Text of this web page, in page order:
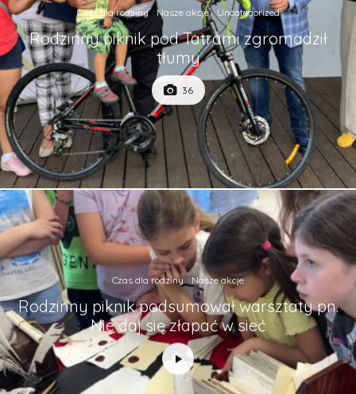
Czas dla rodziny Nasze akcje Uncategorized
Rodzinny piknik pod Tatrami zgromadził
tłumy
36
Czas dla rodziny Nasze akcje
Rodzinny piknik podsumował warsztaty pn.
Nie daj się złapać w sieć